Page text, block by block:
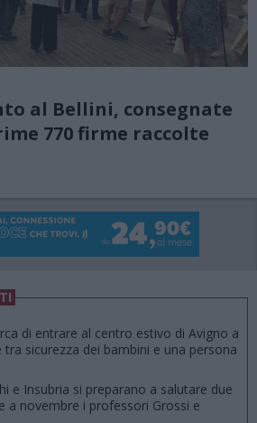
al Bellini, consegnate
770 firme raccolte
di entrare al centro estivo di Avigno a
tra sicurezza dei bambini e una persona
e Insubria si preparano a salutare due
a novembre i professori Grossi e